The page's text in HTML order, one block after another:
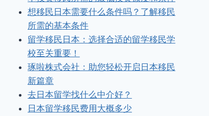
想移民日本需要什么条件吗？了解移民
所需的基本条件
留学移民日本：选择合适的留学移民学
校至关重要！
琢啦株式会社：助您轻松开启日本移民
新篇章
去日本留学找什么中介好？
日本留学移民费用大概多少